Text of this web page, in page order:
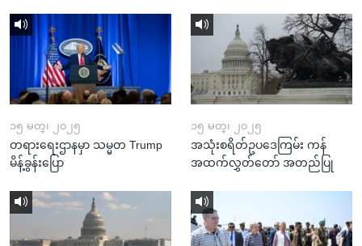
၁၅ မတ္၊ ၂၀၂၅
တရားရေးဌာနမှာ သမ္မတ Trump
မိန့်ခွန်းပြော
၁၅ မတ္၊ ၂၀၂၅
အသုံးစရိတ်ဥပဒေကြမ်း ကန်
အထက်လွှတ်တော် အတည်ပြု